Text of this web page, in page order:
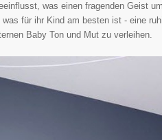
was einen fragenden Geist
für ihr Kind am besten ist - eine
Baby Ton und Mut zu verleihen.
Design
im